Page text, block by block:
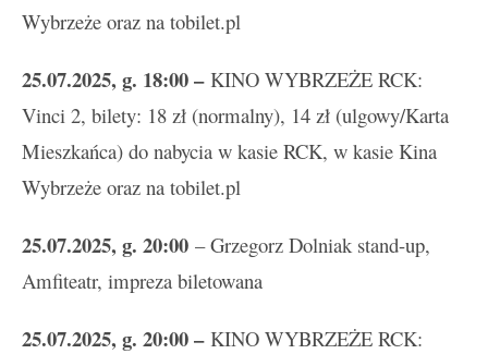
Wybrzeże oraz na tobilet.pl
25.07.2025, g. 18:00 –KINO WYBRZEŻE RCK:
Vinci 2, bilety: 18 zł (normalny), 14 zł (ulgowy/Karta
Mieszkańca) do nabycia w kasie RCK, w kasie Kina
Wybrzeże oraz na tobilet.pl
25.07.2025, g. 20:00 – Grzegorz Dolniak stand-up,
Amfiteatr, impreza biletowana
25.07.2025, g. 20:00 –KINO WYBRZEŻE RCK: